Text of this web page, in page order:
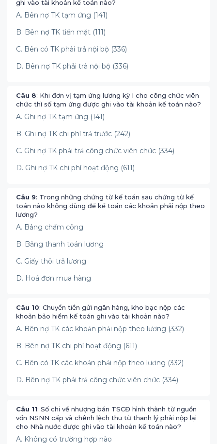
ghi vào tài khoản kế toán nào?
A. Bên nợ TK tạm ứng (141)
B. Bên nợ TK tiền mặt (111)
C. Bên có TK phải trả nội bộ (336)
D. Bên nợ TK phải trả nội bộ (336)
Câu 8: Khi đơn vị tạm ứng lương kỳ I cho công chức viên
chức thì số tạm ứng được ghi vào tài khoản kế toán nào?
A. Ghi nợ TK tạm ứng (141)
B. Ghi nợ TK chi phí trả trước (242)
C. Ghi nợ TK phải trả công chức viên chức (334)
D. Ghi nợ TK chi phí hoạt động (611)
Câu 9: Trong những chứng từ kế toán sau chứng từ kế
toán nào không dùng để kế toán các khoản phải nộp theo
lương?
A. Bảng chấm công
B. Bảng thanh toán lương
C. Giấy thôi trả lương
D. Hoá đơn mua hàng
Câu 10: Chuyển tiền gửi ngân hàng, kho bạc nộp các
khoản bảo hiểm kế toán ghi vào tài khoản nào?
A. Bên nợ TK các khoản phải nộp theo lương (332)
B. Bên nợ TK chi phí hoạt động (611)
C. Bên có TK các khoản phải nộp theo lương (332)
D. Bên nợ TK phải trả công chức viên chức (334)
Câu 11: Số chi về nhượng bán TSCĐ hình thành từ nguồn
vốn NSNN cấp và chênh lệch thu từ thanh lý phải nộp lại
cho Nhà nước được ghi vào tài khoản kế toán nào?
A. Không có trường hợp nào